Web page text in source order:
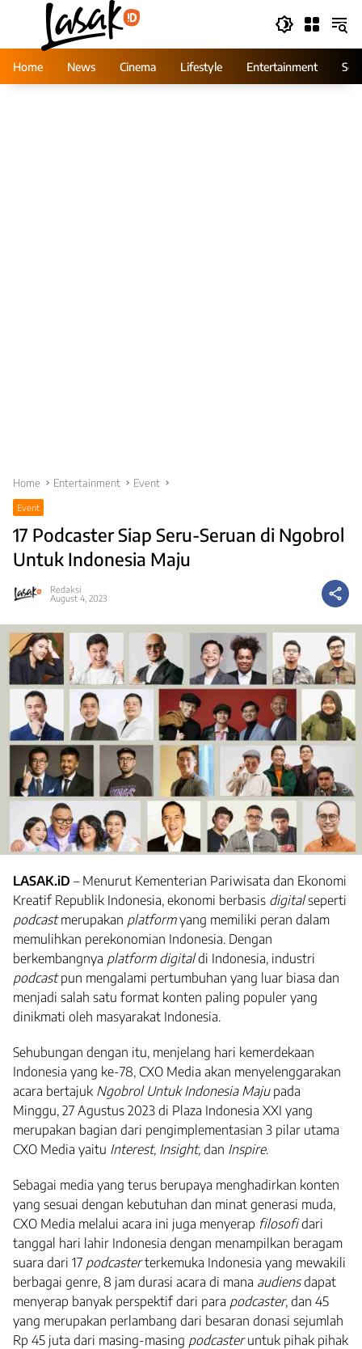
Home
News Cinema Lifestyle Entertainment
Home Entertainment Event
Event
17 Podcaster Siap Seru-Seruan di Ngobrol
Untuk Indonesia Maju
Redaksi
August 4, 2023
LASAK.iD – Menurut Kementerian Pariwisata dan Ekonomi
Kreatif Republik Indonesia, ekonomi berbasis digitalseperti
podcastmerupakan platformyang memiliki peran dalam
memulihkan perekonomian Indonesia. Dengan
berkembangnya platform digitaldi Indonesia, industri
podcastpun mengalami pertumbuhan yang luar biasa dan
menjadi salah satu format konten paling populer yang
dinikmati oleh masyarakat Indonesia.
Sehubungan dengan itu, menjelang hari kemerdekaan
Indonesia yang ke-78, CXO Media akan menyelenggarakan
acara bertajuk Ngobrol Untuk Indonesia Majupada
Minggu, 27 Agustus 2023 di Plaza Indonesia XXI yang
merupakan bagian dari pengimplementasian 3 pilar utama
CXO Media yaitu Interest, Insight, dan Inspire.
Sebagai media yang terus berupaya menghadirkan konten
yang sesuai dengan kebutuhan dan minat generasi muda,
CXO Media melalui acara ini juga menyerap filosofidari
tanggal hari lahir Indonesia dengan menampilkan beragam
suara dari 17 podcasterterkemuka Indonesia yang mewakili
berbagai genre, 8 jam durasi acara di mana audiensdapat
menyerap banyak perspektif dari para podcaster, dan 45
yang merupakan perlambang dari besaran donasi sejumlah
Rp 45 juta dari masing-masing podcasteruntuk pihak pihak